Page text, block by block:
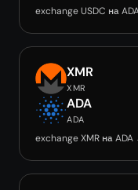
exchange USDC на
XMR
XMR
ADA
ADA
exchange XMR на ADA